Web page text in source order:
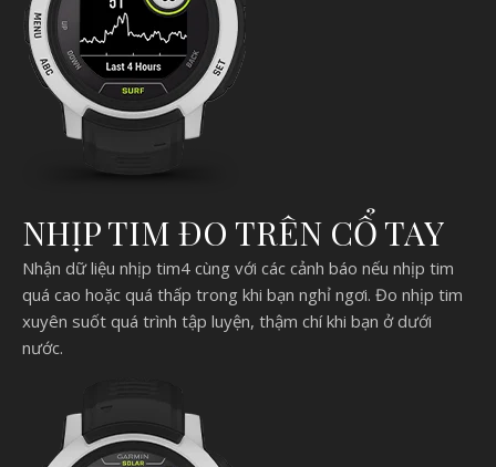
NHỊP TIM ĐO TRÊN CỔ TAY
Nhận dữ liệu nhịp tim4 cùng với các cảnh báo nếu nhịp tim
quá cao hoặc quá thấp trong khi bạn nghỉ ngơi. Đo nhịp tim
xuyên suốt quá trình tập luyện, thậm chí khi bạn ở dưới
nước.